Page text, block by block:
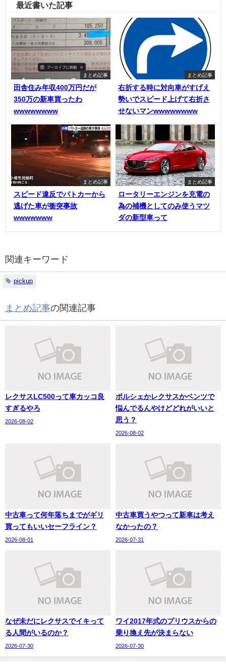
最近書いた記事
まとめ記事
田舎住み年収400万円だが
350万の新車買ったわ
wwwwwwww
まとめ記事
右折する時に対向車がすげえ
勢いでスピード上げて右折さ
せないマンwwwwwwww
まとめ記事
スピード違反でパトカーから
逃げた車が衝突事故
wwwwwww
まとめ記事
ロータリーエンジンを充電の
為の補機としてのみ使うマツ
ダの新型車って
関連キーワード
pickup
まとめ記事の関連記事
レクサスLC500って車カッコ良
すぎるやろ
2026-08-02
ポルシェかレクサスかベンツで
悩んでるんやけどどれがいいと
思う？
2026-08-02
中古車って何年落ちまでがギリ
買ってもいいセーフライン？
2026-08-01
中古車買うやつって新車は考え
なかったの？
2026-07-31
なぜ未だにレクサスでイキって
る人間がいるのか？
2026-07-30
ワイ2017年式のプリウスからの
乗り換え先が決まらない
2026-07-30